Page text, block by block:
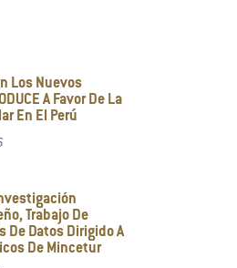
Los Nuevos
A Favor De La
En El Perú
Trabajo De
De Datos Dirigido A
De Mincetur